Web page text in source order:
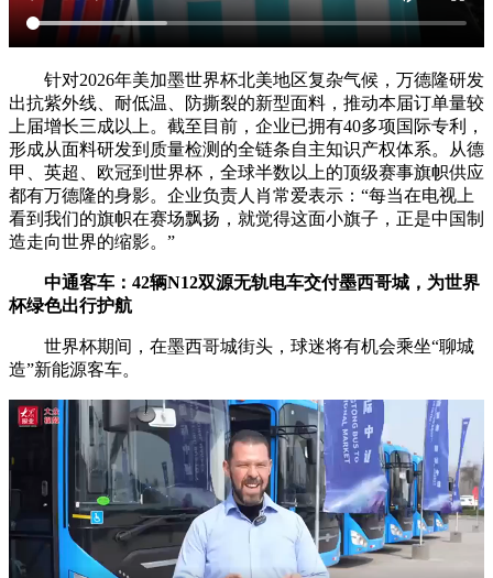
针对2026年美加墨世界杯北美地区复杂气候，万德隆研发
出抗紫外线、耐低温、防撕裂的新型面料，推动本届订单量较
上届增长三成以上。截至目前，企业已拥有40多项国际专利，
形成从面料研发到质量检测的全链条自主知识产权体系。从德
甲、英超、欧冠到世界杯，全球半数以上的顶级赛事旗帜供应
都有万德隆的身影。企业负责人肖常爱表示：“每当在电视上
看到我们的旗帜在赛场飘扬，就觉得这面小旗子，正是中国制
造走向世界的缩影。”
中通客车：42辆N12双源无轨电车交付墨西哥城，为世界
杯绿色出行护航
世界杯期间，在墨西哥城街头，球迷将有机会乘坐“聊城
造”新能源客车。